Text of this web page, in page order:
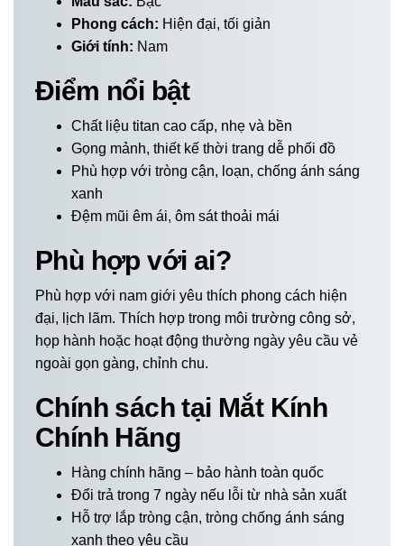
Phong cách: Hiện đại, tối giản
Giới tính: Nam
Điểm nổi bật
Chất liệu titan cao cấp, nhẹ và bền
Gọng mảnh, thiết kế thời trang dễ phối đồ
Phù hợp với tròng cận, loạn, chống ánh sáng
xanh
Đệm mũi êm ái, ôm sát thoải mái
Phù hợp với ai?
Phù hợp với nam giới yêu thích phong cách hiện
đại, lịch lãm. Thích hợp trong môi trường công sở,
họp hành hoặc hoạt động thường ngày yêu cầu vẻ
ngoài gọn gàng, chỉnh chu.
Chính sách tại Mắt Kính
Chính Hãng
Hàng chính hãng – bảo hành toàn quốc
Đổi trả trong 7 ngày nếu lỗi từ nhà sản xuất
Hỗ trợ lắp tròng cận, tròng chống ánh sáng
xanh theo yêu cầu